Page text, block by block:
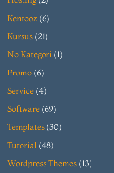
Kentooz (6)
Kursus (21)
No Kategori (1)
Promo (6)
Service (4)
Software (69)
Templates (30)
Tutorial (48)
Wordpress Themes (13)